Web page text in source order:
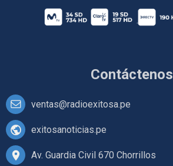
Contáctenos
ventas@radioexitosa.pe
exitosanoticias.pe
Av. Guardia Civil 670 Chorrillos